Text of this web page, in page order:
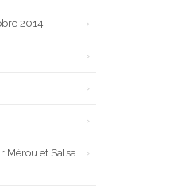
2014
Mérou et Salsa